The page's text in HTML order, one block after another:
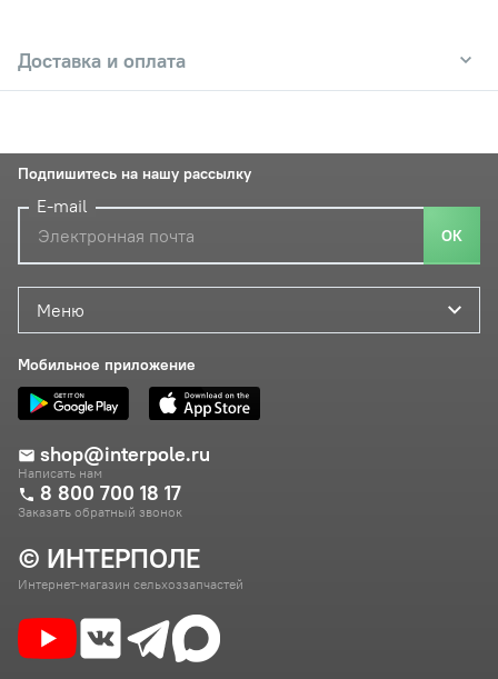
Доставка и оплата
© ИНТЕРПОЛЕ
Интернет-магазин сельхоззапчастей
Меню
Мобильное приложение
shop@interpole.ru
Написать нам
8 800 700 18 17
Заказать обратный звонок
Подпишитесь на нашу рассылку
E-mail
ОК